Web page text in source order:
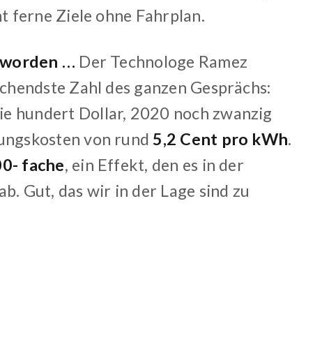
ferne Ziele ohne Fahrplan.
… Der Technologe Ramez
Zahl des ganzen Gesprächs:
hundert Dollar, 2020 noch zwanzig
von rund 5,2 Cent pro kWh.
fache, ein Effekt, den es in der
Gut, das wir in der Lage sind zu